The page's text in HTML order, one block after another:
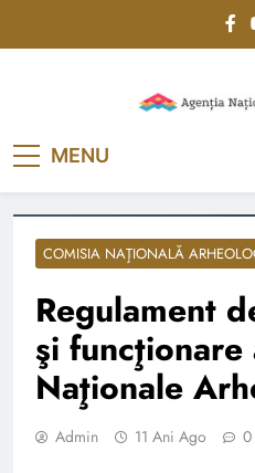
MENU
COMISIA NAŢIONALĂ
Regulament
şi funcţionare
Naţionale
Admin 11 Ani Ago 0